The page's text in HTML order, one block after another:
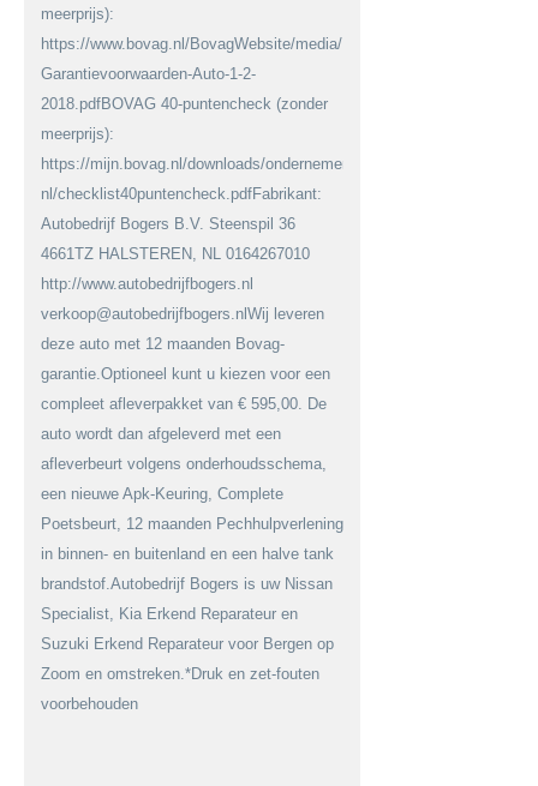
meerprijs):
https://www.bovag.nl/BovagWebsite/media/BovagMediaFiles/
Garantievoorwaarden-Auto-1-2-
2018.pdfBOVAG 40-puntencheck (zonder
meerprijs):
https://mijn.bovag.nl/downloads/ondernemerschap/viabovag-
nl/checklist40puntencheck.pdfFabrikant:
Autobedrijf Bogers B.V. Steenspil 36
4661TZ HALSTEREN, NL 0164267010
http://www.autobedrijfbogers.nl
verkoop@autobedrijfbogers.nlWij leveren
deze auto met 12 maanden Bovag-
garantie.Optioneel kunt u kiezen voor een
compleet afleverpakket van € 595,00. De
auto wordt dan afgeleverd met een
afleverbeurt volgens onderhoudsschema,
een nieuwe Apk-Keuring, Complete
Poetsbeurt, 12 maanden Pechhulpverlening
in binnen- en buitenland en een halve tank
brandstof.Autobedrijf Bogers is uw Nissan
Specialist, Kia Erkend Reparateur en
Suzuki Erkend Reparateur voor Bergen op
Zoom en omstreken.*Druk en zet-fouten
voorbehouden